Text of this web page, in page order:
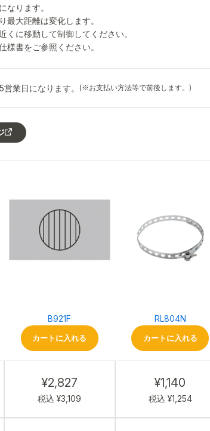
業日になります。 (※お支払い方法等で前後します。)
なります。
最大距離は変化します。
くに移動して制御してください。
書をご参照ください。
B921F
カートに入れる
¥2,827
税込 ¥3,109
RL804N
カートに入れる
¥1,140
税込 ¥1,254